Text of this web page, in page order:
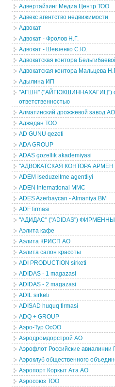
Адвертайзинг Медиа Центр ТОО
Адвекс агентство недвижимости
Адвокат
Адвокат - Фролов Н.Г.
Адвокат - Шевченко С.Ю.
Адвокатская контора
Адвокатская контора Мальцева
Адылина ИП
"АГШН" ("АЙГЮХШИННАХАГИЦ")
ответственностью
Алматинский дрожжевой завод АО
Аджедан ТОО
AD GUNU qezeti
ADA GROUP
ADAS gozellik akademiyasi
"АДВОКАТСКАЯ КОНТОРА
ADEM iseduzeltme agentliyi
ADEN International MMC
ADES Azerbaycan - Almaniya BM
ADF firmasi
"АДИДАС" ("ADIDAS")
Аэлита кафе
Аэлита КРИСП АО
Аэлита салон красоты
ADI PRODUCTION sirketi
ADIDAS - 1 magazasi
ADIDAS - 2 magazasi
ADIL sirketi
ADISAD huquq firmasi
ADQ + GROUP
Аэро-Тур ОсОО
Аэродромдорстрой АО
Аэрофлот Российские авиалинии
Аэроклуб общественного
Аэропорт Коркыт Ата АО
Аэросоюз ТОО